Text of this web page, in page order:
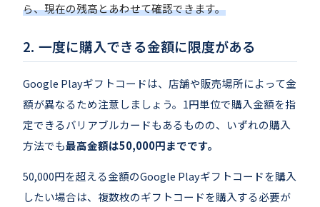
ら、現在の残高とあわせて確認できます。
一度に購入できる金額に限度がある
Google Playギフトコードは、店舗や販売場所によって金
額が異なるため注意しましょう。1円単位で購入金額を指
定できるバリアブルカードもあるものの、いずれの購入
方法でも最高金額は50,000円までです。
50,000円を超える金額のGoogle Playギフトコードを購入
したい場合は、複数枚のギフトコードを購入する必要が